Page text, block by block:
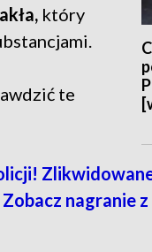
który
te
nagranie